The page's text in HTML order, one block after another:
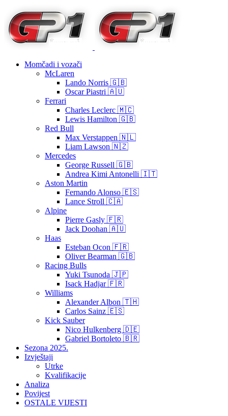
Momčadi i vozači
McLaren
Lando Norris 🇬🇧
Oscar Piastri 🇦🇺
Ferrari
Charles Leclerc 🇲🇨
Lewis Hamilton 🇬🇧
Red Bull
Max Verstappen 🇳🇱
Liam Lawson 🇳🇿
Mercedes
George Russell 🇬🇧
Andrea Kimi Antonelli 🇮🇹
Aston Martin
Fernando Alonso 🇪🇸
Lance Stroll 🇨🇦
Alpine
Pierre Gasly 🇫🇷
Jack Doohan 🇦🇺
Haas
Esteban Ocon 🇫🇷
Oliver Bearman 🇬🇧
Racing Bulls
Yuki Tsunoda 🇯🇵
Isack Hadjar 🇫🇷
Williams
Alexander Albon 🇹🇭
Carlos Sainz 🇪🇸
Kick Sauber
Nico Hulkenberg 🇩🇪
Gabriel Bortoleto 🇧🇷
Sezona 2025.
Izvještaji
Utrke
Kvalifikacije
Analiza
Povijest
OSTALE VIJESTI